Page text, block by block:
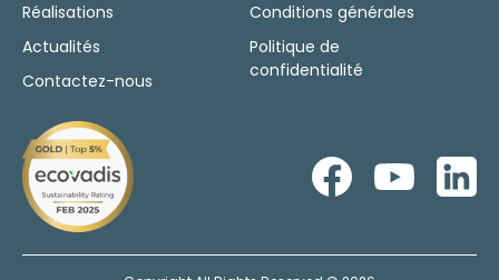
Réalisations
Actualités
Contactez-nous
Conditions générales
Politique de
confidentialité